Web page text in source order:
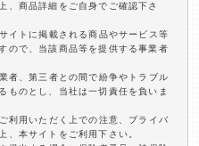
、商品詳細をご自身でご確認下さ
イトに掲載される商品やサービス等
ので、当該商品等を提供する事業者
者、第三者との間で紛争やトラブル
ものとし、当社は一切責任を負いま
利用いただく上での注意、プライバ
、本サイトをご利用下さい。